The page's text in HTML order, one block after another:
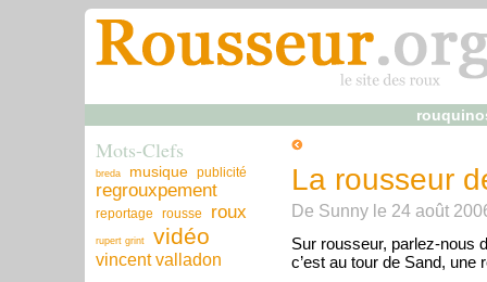
Mots-Clefs
breda musique publicité
regrouxpement
reportage rousse roux
rupert grint vidéo
vincent valladon
La rousseur
De Sunnyle 24 août
Sur rousseur, parlez-nous
c’est au tour de Sand,